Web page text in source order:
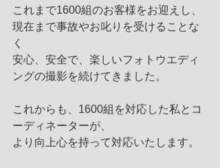
これまで1600組のお客様をお迎えし、
現在まで事故やお叱りを受けることな
く
安心、安全で、楽しいフォトウエディ
ングの撮影を続けてきました。
これからも、1600組を対応した私とコ
ーディネーターが、
より向上心を持って対応いたします。